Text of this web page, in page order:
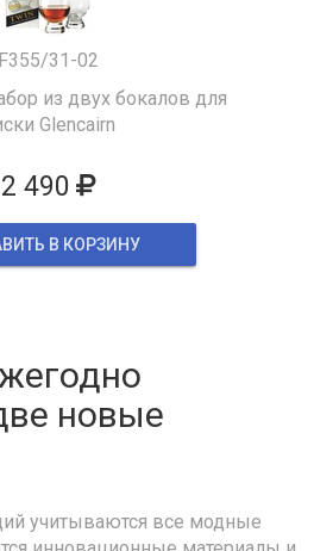
F355/31-02
из двух бокалов для
Glencairn
2 490
В КОРЗИНУ
новые
учитываются все модные